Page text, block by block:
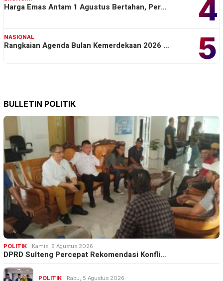
4
Harga Emas Antam 1 Agustus Bertahan, Per…
5
NASIONAL
Rangkaian Agenda Bulan Kemerdekaan 2026 …
BULLETIN POLITIK
POLITIK Kamis, 6 Agustus 2026
DPRD Sulteng Percepat Rekomendasi Konfli…
POLITIK Rabu, 5 Agustus 2026